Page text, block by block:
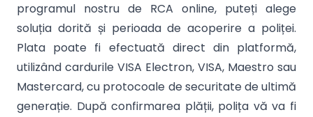
programul nostru de RCA online, puteți alege
soluția dorită și perioada de acoperire a poliței.
Plata poate fi efectuată direct din platformă,
utilizând cardurile VISA Electron, VISA, Maestro sau
Mastercard, cu protocoale de securitate de ultimă
generație. După confirmarea plății, polița vă va fi